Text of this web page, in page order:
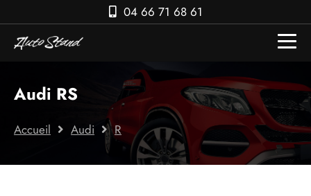
04 66 71 68 61
Audi RS
Accueil Audi R